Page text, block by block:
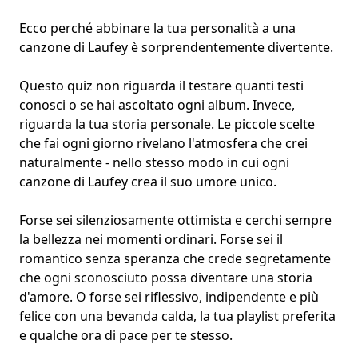
Ecco perchéabbinare la tua personalità a una
canzone di Laufeyè sorprendentemente divertente.
Questo quiz non riguarda il testare quanti testi
conosci o se hai ascoltato ogni album. Invece,
riguarda la tua storia personale. Le piccole scelte
che fai ogni giorno rivelano l'atmosfera che crei
naturalmente - nello stesso modo in cui ogni
canzone di Laufey crea il suo umore unico.
Forse sei silenziosamente ottimista e cerchi sempre
la bellezza nei momenti ordinari. Forse sei il
romantico senza speranza che crede segretamente
che ogni sconosciuto possa diventare una storia
d'amore. O forse sei riflessivo, indipendente e più
felice con una bevanda calda, la tua playlist preferita
e qualche ora di pace per te stesso.